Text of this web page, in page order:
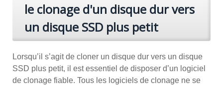
le clonage d'un disque dur vers
un disque SSD plus petit
Lorsqu’il s’agit de cloner un disque dur vers un disque
SSD plus petit, il est essentiel de disposer d’un logiciel
de clonage fiable. Tous les logiciels de clonage ne se